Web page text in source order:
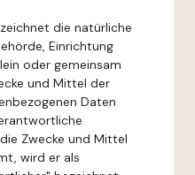
die natürliche
Einrichtung
oder gemeinsam
und Mittel der
Daten
Zwecke und Mittel
wird er als